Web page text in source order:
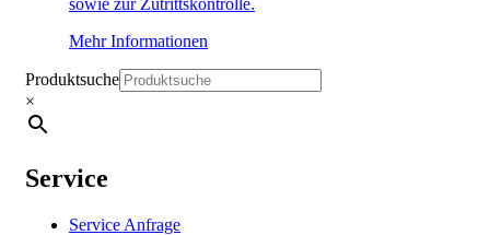
Mehr Informationen
Produktsuche
×
Service
Service Anfrage